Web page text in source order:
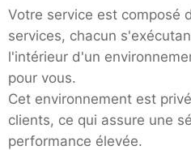
Votre service est composé
services, chacun
l'intérieur d'un
pour vous.
Cet environnement est
clients, ce qui assure une
performance élevée.